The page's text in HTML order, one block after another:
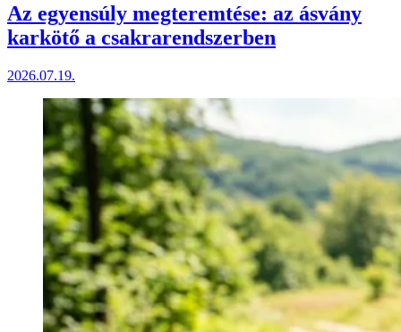
Az egyensúly megteremtése: az ásvány
karkötő a csakrarendszerben
2026.07.19.